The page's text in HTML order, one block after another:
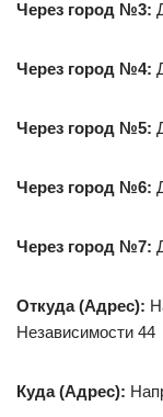
Через город №3:
Через город №4:
Через город №5:
Через город №6:
Через город №7:
Откуда (Адрес):
Независимости 44
Куда (Адрес):